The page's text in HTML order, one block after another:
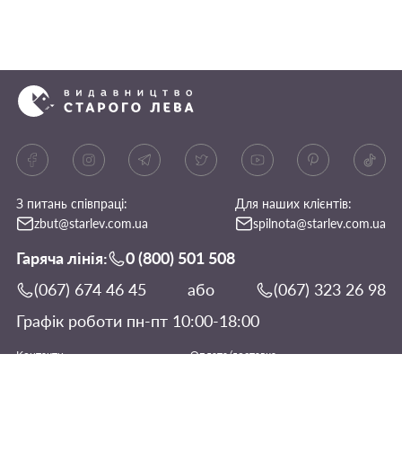
З питань співпраці:
zbut@starlev.com.ua
Для наших клієнтів:
spilnota@starlev.com.ua
Гаряча лінія:
0 (800) 501 508
(067) 674 46 45
або
(067) 323 26 98
Графік роботи пн-пт 10:00-18:00
Контакти
Оплата/доставка